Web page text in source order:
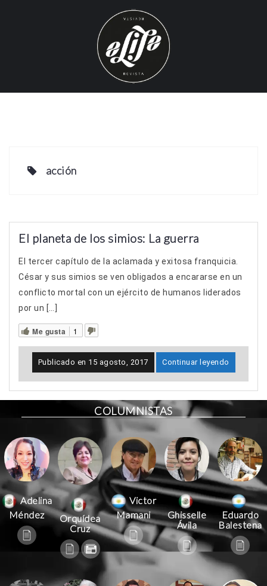
acción
El planeta de los simios: La guerra
El tercer capítulo de la aclamada y exitosa franquicia.
César y sus simios se ven obligados a encararse en un
conflicto mortal con un ejército de humanos liderados
por un […]
Me gusta 1
Publicado en 15 agosto, 2017 Continuar leyendo
COLUMNISTAS
Adelina
Méndez
Orquídea
Cruz
Victor
Mamani
Ghisselle
Ávila
Eduardo
Balestena